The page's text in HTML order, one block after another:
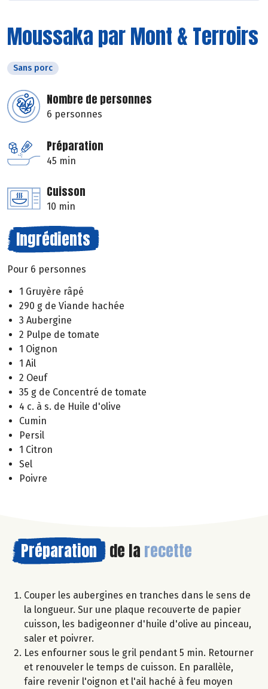
Moussaka par Mont & Terroirs
Sans porc
Nombre de personnes
6 personnes
Préparation
45 min
Cuisson
10 min
Ingrédients
Pour 6 personnes
1 Gruyère râpé
290 g de Viande hachée
3 Aubergine
2 Pulpe de tomate
1 Oignon
1 Ail
2 Oeuf
35 g de Concentré de tomate
4 c. à s. de Huile d'olive
Cumin
Persil
1 Citron
Sel
Poivre
Préparation de la recette
Couper les aubergines en tranches dans le sens de
la longueur. Sur une plaque recouverte de papier
cuisson, les badigeonner d'huile d'olive au pinceau,
saler et poivrer.
Les enfourner sous le gril pendant 5 min. Retourner
et renouveler le temps de cuisson. En parallèle,
faire revenir l'oignon et l'ail haché à feu moyen